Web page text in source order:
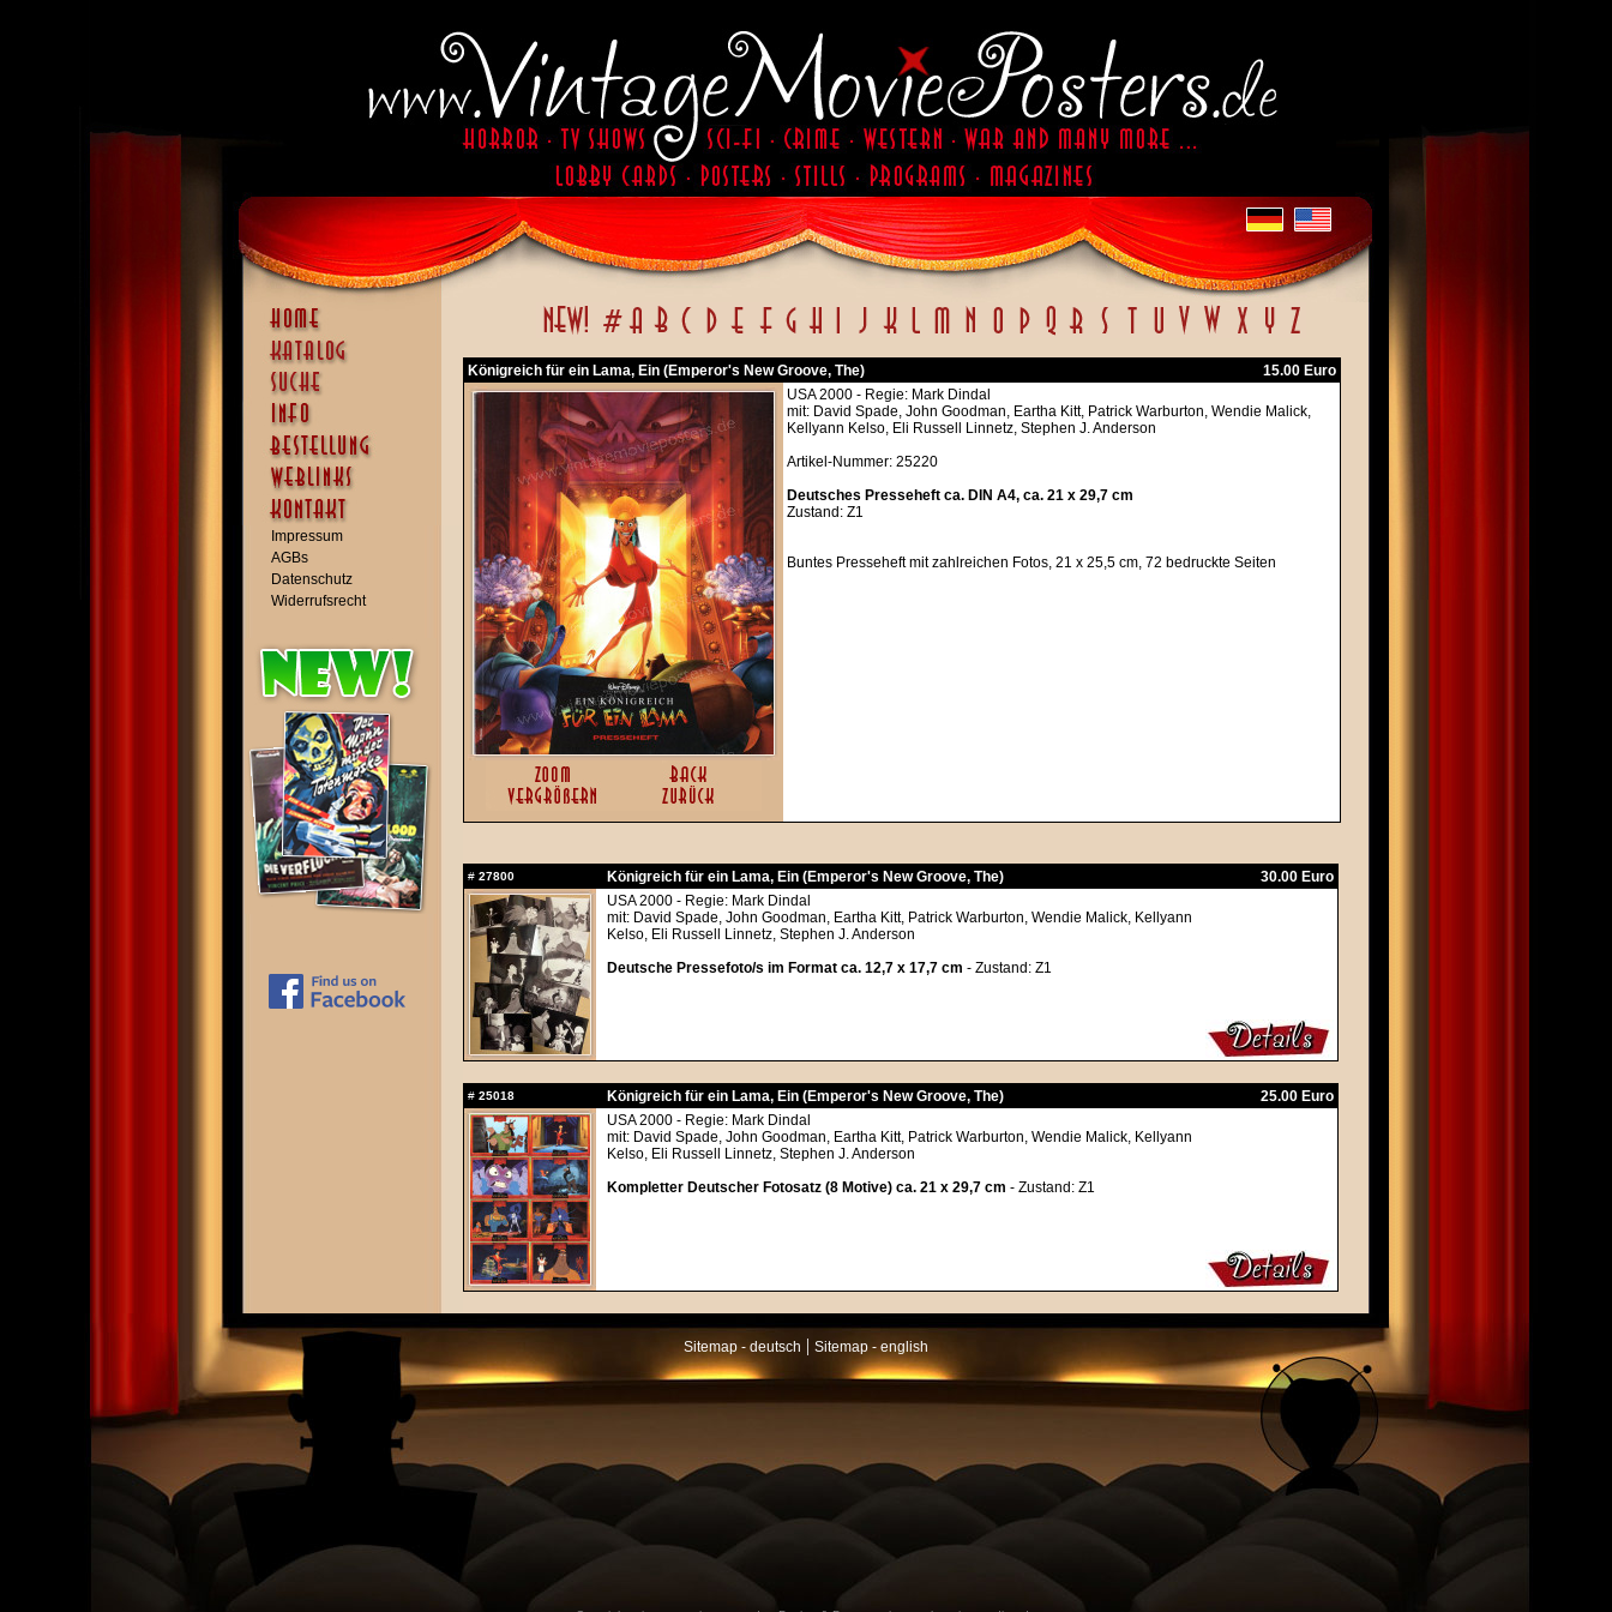
Impressum
AGBs
Datenschutz
Widerrufsrecht
Königreich für ein Lama, Ein (Emperor's New Groove, The)
15.00 Euro
USA 2000 - Regie: Mark Dindal
mit: David Spade, John Goodman, Eartha Kitt, Patrick Warburton, Wendie Malick,
Kellyann Kelso, Eli Russell Linnetz, Stephen J. Anderson
Artikel-Nummer: 25220
Deutsches Presseheft ca. DIN A4, ca. 21 x 29,7 cm
Zustand: Z1
Buntes Presseheft mit zahlreichen Fotos, 21 x 25,5 cm, 72 bedruckte Seiten
# 27800 Königreich für ein Lama, Ein (Emperor's New Groove, The)
30.00 Euro
USA 2000 - Regie: Mark Dindal
mit: David Spade, John Goodman, Eartha Kitt, Patrick Warburton, Wendie Malick, Kellyann
Kelso, Eli Russell Linnetz, Stephen J. Anderson
Deutsche Pressefoto/s im Format ca. 12,7 x 17,7 cm - Zustand: Z1
# 25018 Königreich für ein Lama, Ein (Emperor's New Groove, The)
25.00 Euro
USA 2000 - Regie: Mark Dindal
mit: David Spade, John Goodman, Eartha Kitt, Patrick Warburton, Wendie Malick, Kellyann
Kelso, Eli Russell Linnetz, Stephen J. Anderson
Kompletter Deutscher Fotosatz (8 Motive) ca. 21 x 29,7 cm - Zustand: Z1
Sitemap - deutsch | Sitemap - english